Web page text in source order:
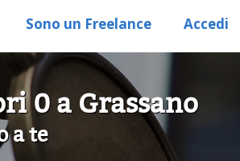
Sono un Freelance Accedi
0 a Grassano
a te